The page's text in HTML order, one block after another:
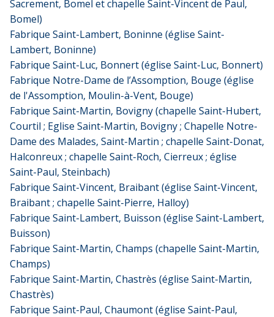
Sacrement, Bomel et chapelle Saint-Vincent de Paul,
Bomel)
Fabrique Saint-Lambert, Boninne (église Saint-
Lambert, Boninne)
Fabrique Saint-Luc, Bonnert (église Saint-Luc, Bonnert)
Fabrique Notre-Dame de l’Assomption, Bouge (église
de l'Assomption, Moulin-à-Vent, Bouge)
Fabrique Saint-Martin, Bovigny (chapelle Saint-Hubert,
Courtil ; Eglise Saint-Martin, Bovigny ; Chapelle Notre-
Dame des Malades, Saint-Martin ; chapelle Saint-Donat,
Halconreux ; chapelle Saint-Roch, Cierreux ; église
Saint-Paul, Steinbach)
Fabrique Saint-Vincent, Braibant (église Saint-Vincent,
Braibant ; chapelle Saint-Pierre, Halloy)
Fabrique Saint-Lambert, Buisson (église Saint-Lambert,
Buisson)
Fabrique Saint-Martin, Champs (chapelle Saint-Martin,
Champs)
Fabrique Saint-Martin, Chastrès (église Saint-Martin,
Chastrès)
Fabrique Saint-Paul, Chaumont (église Saint-Paul,